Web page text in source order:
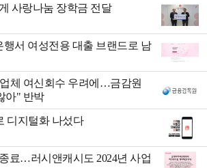
사랑나눔 장학금 전달
서 여성전용 대출 브랜드로 남
체 여신회수 우려에…금감원
아" 반박
디지털화 나섰다
료…러시앤캐시도 2024년 사업